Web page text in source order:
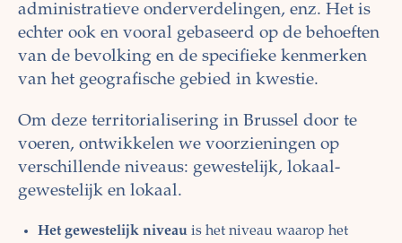
administratieve onderverdelingen, enz. Het is
echter ook en vooral gebaseerd op de behoeften
van de bevolking en de specifieke kenmerken
van het geografische gebied in kwestie.
Om deze territorialisering in Brussel door te
voeren, ontwikkelen we voorzieningen op
verschillende niveaus: gewestelijk, lokaal-
gewestelijk en lokaal.
Het gewestelijk niveau is het niveau waarop het